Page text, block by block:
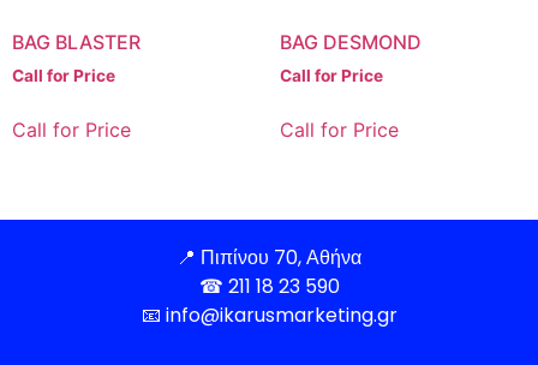
BAG BLASTER
Call for Price
Call for Price
BAG DESMOND
Call for Price
Call for Price
📍 Πιπίνου 70, Αθήνα
☎ 211 18 23 590
📧 info@ikarusmarketing.gr